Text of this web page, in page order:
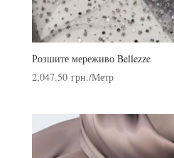
Розшите мереживо Bellezze
2,047.50 грн./Метр